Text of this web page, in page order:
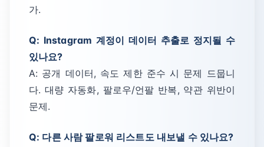
가.
Q: Instagram 계정이 데이터 추출로 정지될 수
있나요?
A: 공개 데이터, 속도 제한 준수 시 문제 드뭅니
다. 대량 자동화, 팔로우/언팔 반복, 약관 위반이
문제.
Q: 다른 사람 팔로워 리스트도 내보낼 수 있나요?